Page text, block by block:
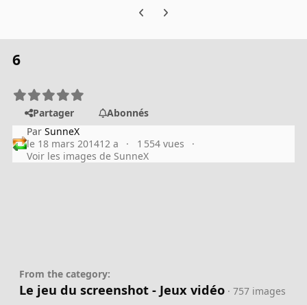
Previous carousel slide
Next carousel slide
6
Partager
Abonnés
ParSunneX
le 18 mars 201412 a
1 554 vues
Voir les images de SunneX
From the category:
Le jeu du screenshot - Jeux vidéo · 757 images